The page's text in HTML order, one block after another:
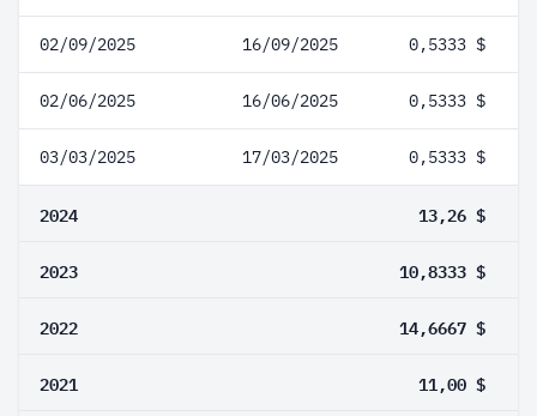
02/09/2025 16/09/2025 0,5333 $
02/06/2025 16/06/2025 0,5333 $
03/03/2025 17/03/2025 0,5333 $
2024 13,26 $
2023 10,8333 $
2022 14,6667 $
2021 11,00 $